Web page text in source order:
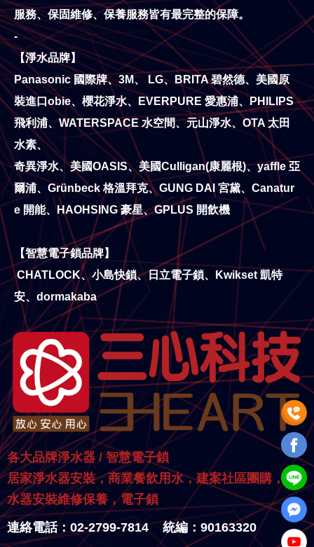
服務、保固維修、保養服務皆有最完整的保障。
-
【淨水品牌】
Panasonic 國際牌、3M、 LG、BRITA 碧然德、美國原
裝進口obie、櫻花淨水、EVERPURE 愛惠浦、PHILIPS
飛利浦、WATERSPACE 水空間、元山淨水、OTA 太田
水素、
奇異淨水、美國OASIS、美國Culligan(康麗根)、yaffle 亞
爾浦、Grünbeck 格溫拜克、GUNG DAI 宮黛、Canatur
e 開能、HAOHSING 豪星、GPLUS 開飲機
【智慧電子鎖品牌】
CHATLOCK、小島快鎖、日立電子鎖、Kwikset 凱特
安、dormakaba
各大品牌淨水器 / 智慧電子鎖
居家淨水器安裝，商業餐飲用水，建案社區團購，淨
水器安裝維修保養，電子鎖
連絡電話：02-2799-7814 統編：90163320